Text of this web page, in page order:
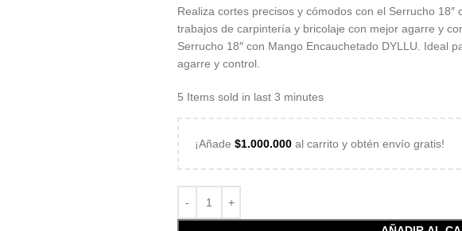
Realiza cortes precisos y cómodos con el Serrucho
trabajos de carpintería y bricolaje con mejor agarre y
Serrucho 18″ con Mango Encauchetado DYLLU. Ideal
agarre y control.
5 Items sold in last 3 minutes
¡Añade $1.000.000 al carrito y obtén envío gratis!